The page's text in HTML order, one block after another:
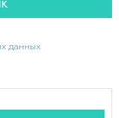
данных